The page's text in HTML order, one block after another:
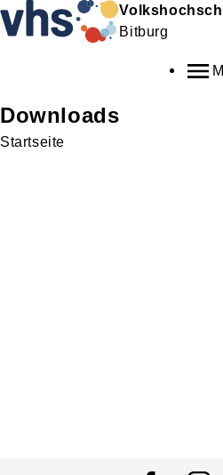
Bitburg
Downloads
Startseite